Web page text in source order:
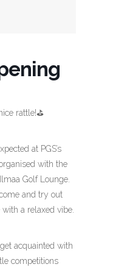
rattle!⛳️
at PGS’s
with the
Golf Lounge.
and try out
a relaxed vibe.
acquainted with
competitions